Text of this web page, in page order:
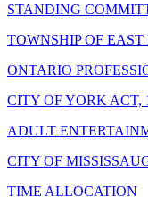
STANDING
TOWNSHIP OF
ONTARIO
CITY OF YORK ACT,
ADULT
CITY OF
TIME ALLOCATION